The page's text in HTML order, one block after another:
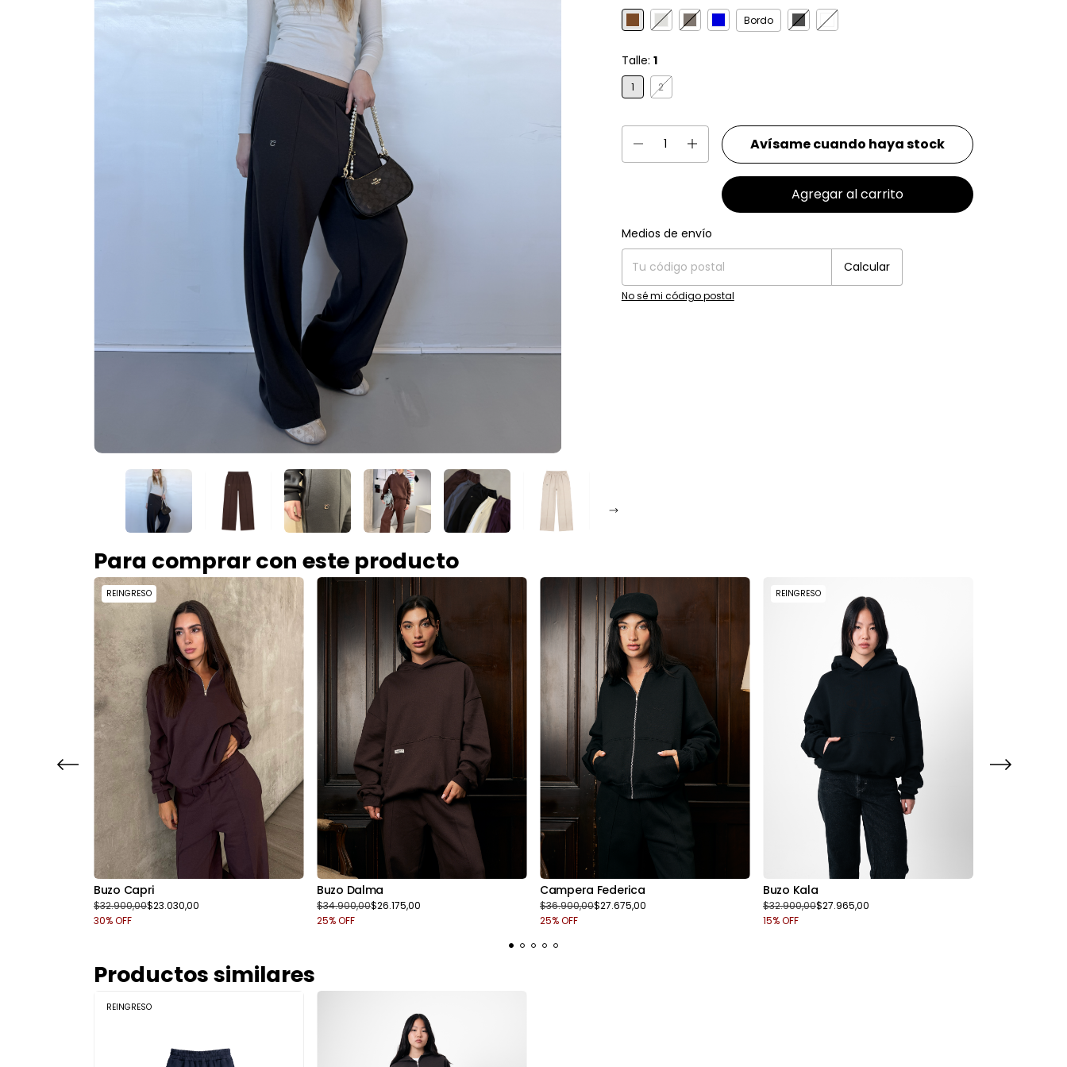
Bordo
Talle: 1
1 2
Avísame cuando haya stock
Entregas para el CP:
Medios de envío
Calcular
No sé mi código postal
Para comprar con este producto
REINGRESO
Buzo Capri
$23.030,00
$32.900,00
30% OFF
Buzo Dalma
$26.175,00
$34.900,00
25% OFF
Campera Federica
$27.675,00
$36.900,00
25% OFF
REINGRESO
Buzo Kala
$27.965,00
$32.900,00
15% OFF
Productos similares
REINGRESO